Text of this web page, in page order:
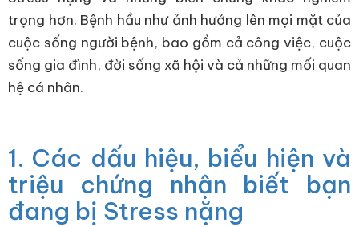
trọng hơn. Bệnh hầu như ảnh hưởng lên mọi mặt của
cuộc sống người bệnh, bao gồm cả công việc, cuộc
sống gia đình, đời sống xã hội và cả những mối quan
hệ cá nhân.
1. Các dấu hiệu, biểu hiện và
triệu chứng nhận biết bạn
đang bị Stress nặng